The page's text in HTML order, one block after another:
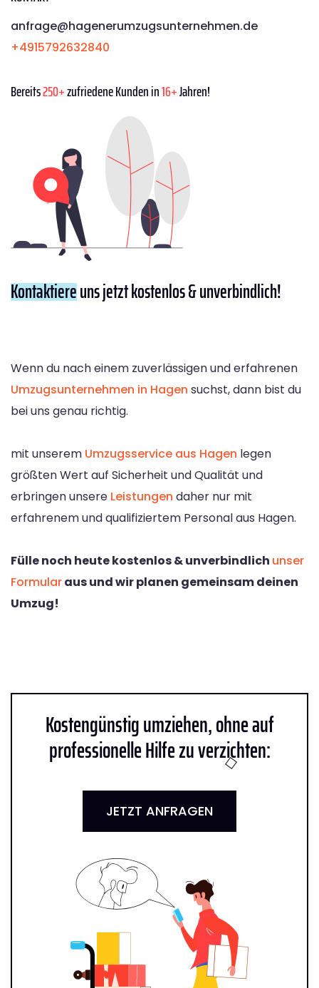
anfrage@hagenerumzugsunternehmen.de
+4915792632840
Bereits250+zufriedene Kunden in16+Jahren!
Kontaktiereuns jetzt kostenlos & unverbindlich!
Wenn du nach einem zuverlässigen und erfahrenen
Umzugsunternehmen in Hagen suchst, dann bist du
bei uns genau richtig.
mit unserem Umzugsservice aus Hagen legen
größten Wert auf Sicherheit und Qualität und
erbringen unsere Leistungen daher nur mit
erfahrenem und qualifiziertem Personal aus Hagen.
Fülle noch heute kostenlos & unverbindlich unser
Formularaus und wir planen gemeinsam deinen
Umzug!
Kostengünstig umziehen, ohne auf
professionelle Hilfe zu verzichten:
JETZT ANFRAGEN